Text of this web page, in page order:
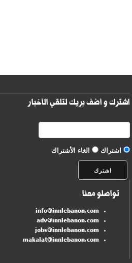
اشترك و أضف بريك لتلقي الأخبار
اشتراك الغاء الأشتراك
تواصلو معنا
info@innlebanon.com
adv@innlebanon.com
jobs@innlebanon.com
makalat@innlebanon.com